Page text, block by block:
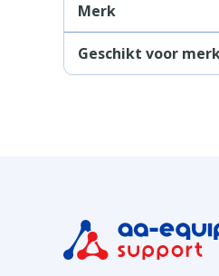
Merk
Geschikt voor